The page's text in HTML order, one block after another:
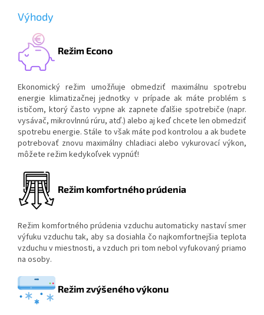
Výhody
Režim Econo
Ekonomický režim umožňuje obmedziť maximálnu spotrebu
energie klimatizačnej jednotky v prípade ak máte problém s
ističom, ktorý často vypne ak zapnete ďalšie spotrebiče (napr.
vysávač, mikrovlnnú rúru, atď.) alebo aj keď chcete len obmedziť
spotrebu energie. Stále to však máte pod kontrolou a ak budete
potrebovať znovu maximálny chladiaci alebo vykurovací výkon,
môžete režim kedykoľvek vypnúť!
Režim komfortného prúdenia
Režim komfortného prúdenia vzduchu automaticky nastaví smer
výfuku vzduchu tak, aby sa dosiahla čo najkomfortnejšia teplota
vzduchu v miestnosti, a vzduch pri tom nebol vyfukovaný priamo
na osoby.
Režim zvýšeného výkonu